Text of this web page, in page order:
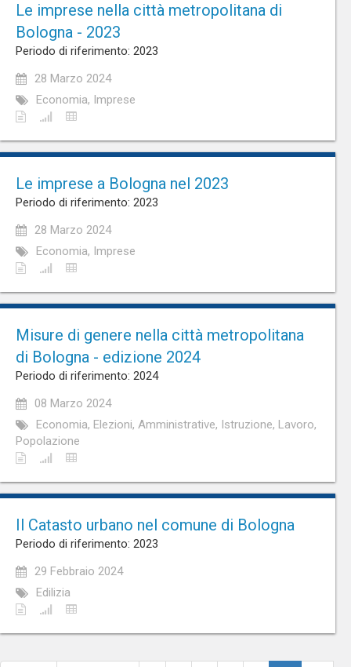
Le imprese nella città metropolitana di
Bologna - 2023
Periodo di riferimento: 2023
28 Marzo 2024
Economia, Imprese
Le imprese a Bologna nel 2023
Periodo di riferimento: 2023
28 Marzo 2024
Economia, Imprese
Misure di genere nella città metropolitana
di Bologna - edizione 2024
Periodo di riferimento: 2024
08 Marzo 2024
Economia, Elezioni, Amministrative, Istruzione, Lavoro,
Popolazione
Il Catasto urbano nel comune di Bologna
Periodo di riferimento: 2023
29 Febbraio 2024
Edilizia